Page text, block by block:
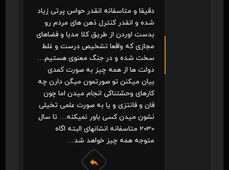
دقیقا و متاسفانه انقدر حواس پرتی زیاد
شده و انقدر کنترل ذهن های مردم رو
بدست اوردن از طریق کلا مدیا و فضاهای
مجازی که واقعا تشخیص درست و غلط
سخت شده و در جنگ معنوی هستیم…
دولت ها از همه چیز به صورت کمدی
بیان میکنن تو صورتمون میگن دارن چه
کارهای وحشتناکی انجام میدن اما چون
فان و فانتزی و یا به صورت علمی تخیلی
نشون میدن کسی باور نمیکنه… تا سال
2030 متاسفانه انشانهای البته اگاه
متوجه همه چیز خواهد شد…